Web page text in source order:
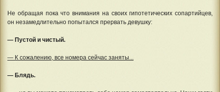
Не обращая пока что внимания на своих гипотетических сопартийцев,
он незамедлительно попытался прервать девушку:
— Пустой и чистый.
— К сожалению, все номера сейчас заняты...
— Блядь.